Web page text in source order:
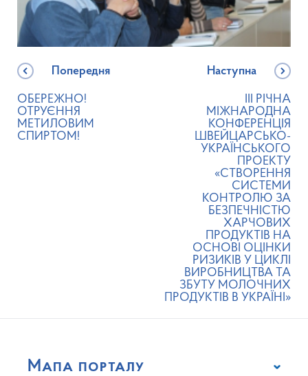
Попередня
ОБЕРЕЖНО!
ОТРУЄННЯ
МЕТИЛОВИМ
СПИРТОМ!
Наступна
III РІЧНА
МІЖНАРОДНА
КОНФЕРЕНЦІЯ
ШВЕЙЦАРСЬКО-
УКРАЇНСЬКОГО
ПРОЕКТУ
«СТВОРЕННЯ
СИСТЕМИ
КОНТРОЛЮ ЗА
БЕЗПЕЧНІСТЮ
ХАРЧОВИХ
ПРОДУКТІВ НА
ОСНОВІ ОЦІНКИ
РИЗИКІВ У ЦИКЛІ
ВИРОБНИЦТВА ТА
ЗБУТУ МОЛОЧНИХ
ПРОДУКТІВ В УКРАЇНІ»
Мапа порталу